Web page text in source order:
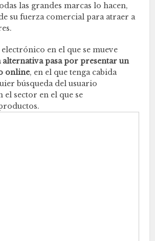
las grandes marcas lo hacen,
su fuerza comercial para atraer a
en el que se mueve
alternativa pasa por presentar un
online, en el que tenga cabida
búsqueda del usuario
el sector en el que se